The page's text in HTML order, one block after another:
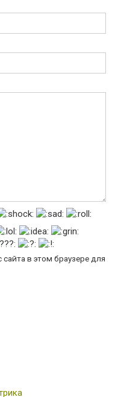
в этом браузере для